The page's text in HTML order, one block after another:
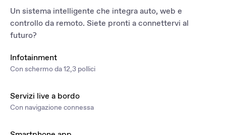
Un sistema intelligente che integra auto, web e
controllo da remoto. Siete pronti a connettervi al
futuro?
Infotainment
Con schermo da 12,3 pollici
Servizi live a bordo
Con navigazione connessa